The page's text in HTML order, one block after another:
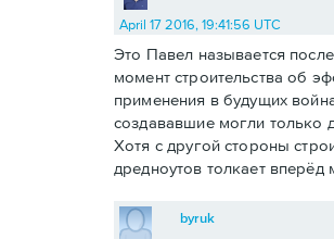
April 17 2016, 19:41:56 UTC
Это Павел называется
момент строительства об
применения в будущих
создававшие могли только
Хотя с другой стороны
дредноутов толкает вперёд
byruk